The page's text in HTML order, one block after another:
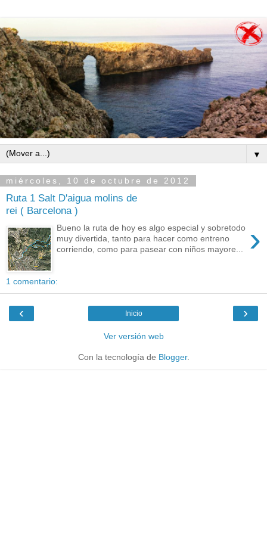
▼
miércoles, 10 de octubre de 2012
Ruta 1 Salt D'aigua molins de
rei ( Barcelona )
›
Bueno la ruta de hoy es algo especial y sobretodo
muy divertida, tanto para hacer como entreno
corriendo, como para pasear con niños mayore...
1 comentario:
‹ ›
Inicio
Ver versión web
Con la tecnología de Blogger.